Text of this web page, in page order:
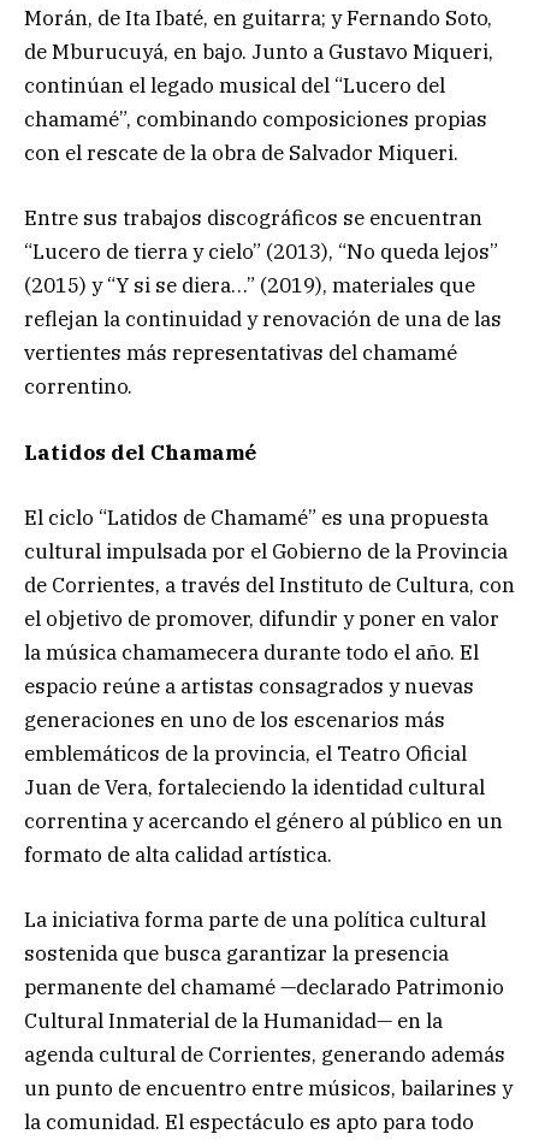
Morán, de Ita Ibaté, en guitarra; y Fernando Soto,
de Mburucuyá, en bajo. Junto a Gustavo Miqueri,
continúan el legado musical del “Lucero del
chamamé”, combinando composiciones propias
con el rescate de la obra de Salvador Miqueri.
Entre sus trabajos discográficos se encuentran
“Lucero de tierra y cielo” (2013), “No queda lejos”
(2015) y “Y si se diera…” (2019), materiales que
reflejan la continuidad y renovación de una de las
vertientes más representativas del chamamé
correntino.
Latidos del Chamamé
El ciclo “Latidos de Chamamé” es una propuesta
cultural impulsada por el Gobierno de la Provincia
de Corrientes, a través del Instituto de Cultura, con
el objetivo de promover, difundir y poner en valor
la música chamamecera durante todo el año. El
espacio reúne a artistas consagrados y nuevas
generaciones en uno de los escenarios más
emblemáticos de la provincia, el Teatro Oficial
Juan de Vera, fortaleciendo la identidad cultural
correntina y acercando el género al público en un
formato de alta calidad artística.
La iniciativa forma parte de una política cultural
sostenida que busca garantizar la presencia
permanente del chamamé —declarado Patrimonio
Cultural Inmaterial de la Humanidad— en la
agenda cultural de Corrientes, generando además
un punto de encuentro entre músicos, bailarines y
la comunidad. El espectáculo es apto para todo